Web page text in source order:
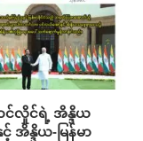
င်လှိုင်ရဲ့ အိန္ဒိယ
အိန္ဒိယ-မြန်မာ